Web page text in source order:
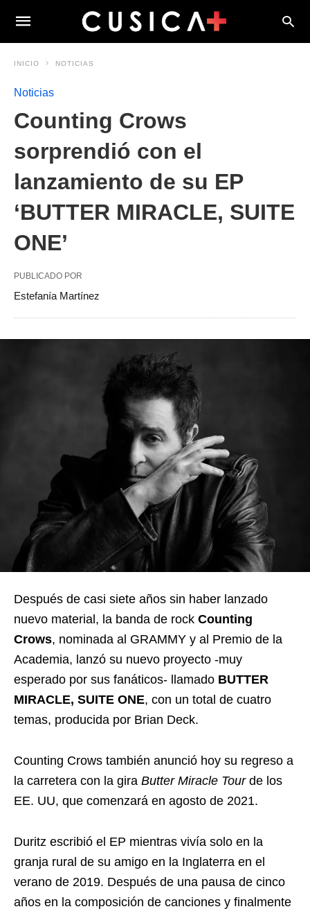
INICIO NOTICIAS
Noticias
Counting Crows
sorprendió con el
lanzamiento de su EP
‘BUTTER MIRACLE, SUITE
ONE’
PUBLICADO POR
Estefanía Martínez
Después de casi siete años sin haber lanzado
nuevo material, la banda de rock Counting
Crows, nominada al GRAMMY y al Premio de la
Academia, lanzó su nuevo proyecto -muy
esperado por sus fanáticos- llamado BUTTER
MIRACLE, SUITE ONE, con un total de cuatro
temas, producida por Brian Deck.
Counting Crows también anunció hoy su regreso a
la carretera con la gira Butter Miracle Tourde los
EE. UU, que comenzará en agosto de 2021.
Duritz escribió el EP mientras vivía solo en la
granja rural de su amigo en la Inglaterra en el
verano de 2019. Después de una pausa de cinco
años en la composición de canciones y finalmente